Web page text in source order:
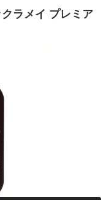
ラメイ プレミア